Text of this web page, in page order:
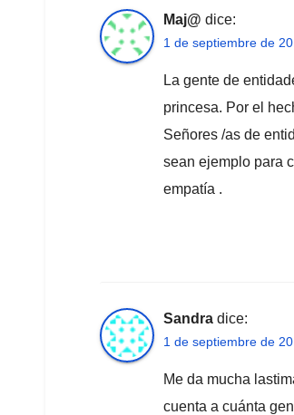
Maj@ dice:
1 de septiembre de
La gente de
princesa. Por el
Señores /as de
sean ejemplo para
empatía .
Sandra dice:
1 de septiembre de
Me da mucha
cuenta a cuánta